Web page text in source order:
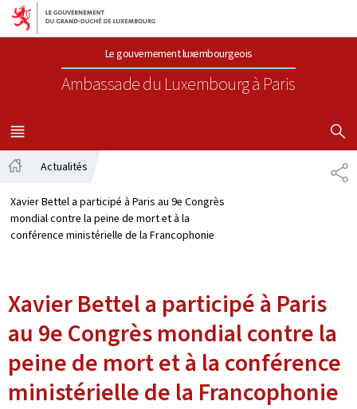
Aller au menu principal
Aller au contenu
Le gouvernement luxembourgeois
Ambassade du Luxembourgà Paris
MENU
PRINCIPAL
Actualités
Xavier Bettel a participé à Paris au 9e Congrès
mondial contre la peine de mort et à la
conférence ministérielle de la Francophonie
Xavier Bettel a participé à Paris
au 9e Congrès mondial contre la
peine de mort et à la conférence
ministérielle de la Francophonie